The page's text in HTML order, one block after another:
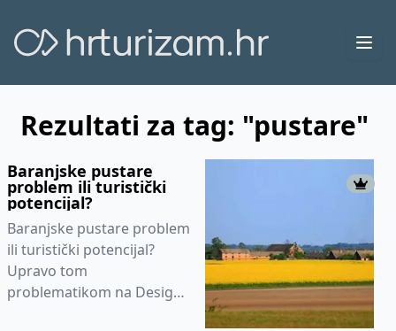
Rezultati za tag: "pustare"
Baranjske pustare
problem ili turistički
potencijal?
Baranjske pustare problem
ili turistički potencijal?
Upravo tom
problematikom na Design